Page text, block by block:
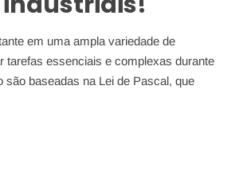
em uma ampla variedade de
tarefas essenciais e complexas durante
são baseadas na Lei de Pascal, que